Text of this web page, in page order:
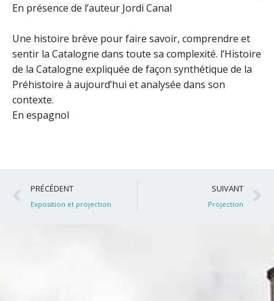
En présence de l’auteur Jordi Canal
Une histoire brève pour faire savoir, comprendre et
sentir la Catalogne dans toute sa complexité. l’Histoire
de la Catalogne expliquée de façon synthétique de la
Préhistoire à aujourd’hui et analysée dans son
contexte.
En espagnol
Précédent
PRÉCÉDENT
Exposition et projection
SUIVANT
Projection